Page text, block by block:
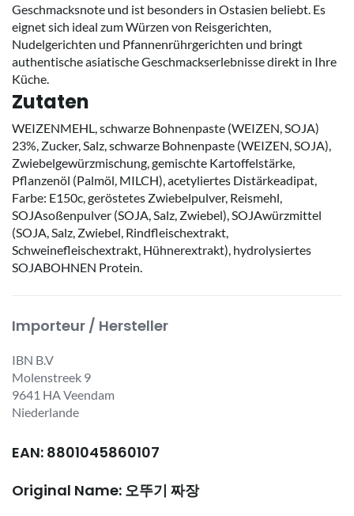
Geschmacksnote und ist besonders in Ostasien beliebt. Es
eignet sich ideal zum Würzen von Reisgerichten,
Nudelgerichten und Pfannenrührgerichten und bringt
authentische asiatische Geschmackserlebnisse direkt in Ihre
Küche.
Zutaten
WEIZENMEHL, schwarze Bohnenpaste (WEIZEN, SOJA)
23%, Zucker, Salz, schwarze Bohnenpaste (WEIZEN, SOJA),
Zwiebelgewürzmischung, gemischte Kartoffelstärke,
Pflanzenöl (Palmöl, MILCH), acetyliertes Distärkeadipat,
Farbe: E150c, geröstetes Zwiebelpulver, Reismehl,
SOJAsoßenpulver (SOJA, Salz, Zwiebel), SOJAwürzmittel
(SOJA, Salz, Zwiebel, Rindfleischextrakt,
Schweinefleischextrakt, Hühnerextrakt), hydrolysiertes
SOJABOHNEN Protein.
Importeur / Hersteller
IBN B.V
Molenstreek 9
9641 HA Veendam
Niederlande
EAN: 8801045860107
Original Name: 오뚜기 짜장